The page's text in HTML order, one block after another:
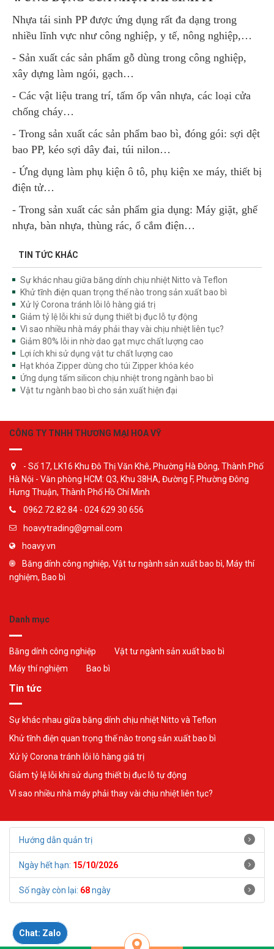
Nhựa tái sinh PP được ứng dụng rất đa dạng trong
nhiều lĩnh vực như công nghiệp, y tế, nông nghiệp,…
- Sản xuất các sản phẩm gỗ dùng trong công nghiệp,
xây dựng làm ngói, gạch…
- Các vật liệu trang trí, tấm ốp vân nhựa, các loại cửa
chống cháy…
- Trong sản xuất các sản phẩm bao bì, đóng gói: sợi dệt
bao PP, kéo sợi dây đai, túi nilon…
- Ứng dụng làm phụ kiện ô tô, phụ kiện xe máy, thiết bị
điện tử…
- Trong sản xuất các sản phẩm gia dụng: Máy giặt, ghế
nhựa, bàn nhựa, thùng rác, ổ cắm điện…
TIN TỨC KHÁC
Sự khác nhau giữa băng dính chịu nhiệt Nitto và Teflon
Khử tĩnh điện quan trọng thế nào trong sản xuất bao bì
Xử lý Corona tránh lỗi lô hàng giá trị
Giảm tỷ lệ lỗi khi sử dụng thiết bị đục lỗ tự động
Vì sao nhiều nhà máy phải thay vài chịu nhiệt liên tục?
Giảm 80% lỗi in nhờ dao gạt mực chất lượng cao
Lợi ích khi sử dụng vật tư chất lượng cao
Hạt khóa Zipper dùng cho túi Zipper khóa kéo
Ứng dụng tấm silicon chịu nhiệt trong ngành bao bì
Vật tư ngành bao bì cho sản xuất hiện đại
CÔNG TY TNHH THƯƠNG MẠI HOA VỸ
- Số 17, LK16 Khu Đô Thị Văn Khê, Phường Hà Đông, Thành Phố
Hà Nội - Văn phòng HCM: Q3, Khu 38HA, Đường F, Phường Đông
Hưng Thuận, Thành Phố Hồ Chí Minh
0962.72.82.84 - 024 629 30 656
hoavytrading@gmail.com
hoavy.vn
Băng dính công nghiệp, Vật tư ngành sản xuất bao bì, Máy thí
nghiệm, Bao bì
Chat: Zalo
Danh mục
Băng dính công nghiệp
Vật tư ngành sản xuất bao bì
Máy thí nghiệm
Bao bì
Tin tức
Sự khác nhau giữa băng dính chịu nhiệt Nitto và Teflon
Khử tĩnh điện quan trọng thế nào trong sản xuất bao bì
Xử lý Corona tránh lỗi lô hàng giá trị
Giảm tỷ lệ lỗi khi sử dụng thiết bị đục lỗ tự động
Vì sao nhiều nhà máy phải thay vài chịu nhiệt liên tục?
Hướng dẫn quản trị
Ngày hết hạn: 15/10/2026
Số ngày còn lại: 68ngày